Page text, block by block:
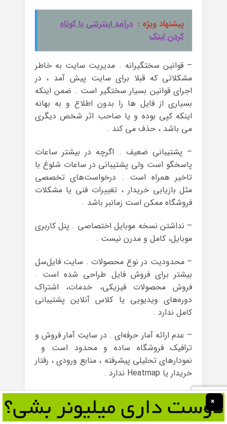
پیشنهاد ویژه : درآمد اینترنتی با کوتاه
کردن لینک
– قوانین سختگیرانه . مدیریت سایت به خاطر
مشکلاتی که قبلا برای سایت پیش آمد ، در
اجرای قوانین بسیار سختگیر است . ضمن اینکه
بسیاری از فایل ها را بدون اطلاع و به بهانه
اینکه کپی بوده و یا صاحب اثر شخص دیگری
می باشد ، حذف می کند .
– پشتیبانی ضعیف . اگرچه در بیشتر ساعات
پاسخگو است ولی پشتیبانی در ساعات شلوغ با
تاخیر همراه است . درخواست‌های تخصصی
مثل بازیابی خریدار ، تغییرات فنی یا مشکلات
فروشگاه ممکن است زمانبر باشد .
– نداشتن نسخه موبایل اختصاصی . پنل کاربری
موبایل، کامل و مدرن نیست .
– محدودیت در نوع محصولات . سایت فایل‌سل
بیشتر برای فروش فایل طراحی شده است .
فروش محصولات فیزیکی، خدمات، اشتراک
دوره‌های ویدیویی یا کلاس آنلاین پشتیبانی
کامل ندارد .
– عدم ارائه آمار حرفه‌ای . در سایت آمار فروش و
ترافیک فروشگاه ساده و محدود است و
نمودارهای تحلیلی پیشرفته ، منابع ورودی ، رفتار
خریدار یا Heatmap ندارد .
– پرداخت درون‌سایتی برای سایت مستقل . اگر
فروشنده بخواهد فایل‌سل را در سایت شخصی
×